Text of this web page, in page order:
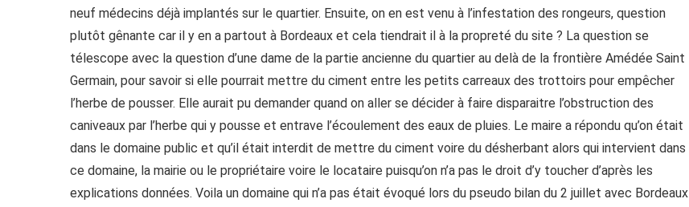
neuf médecins déjà implantés sur le quartier. Ensuite, on en est venu à l’infestation des rongeurs, question
plutôt gênante car il y en a partout à Bordeaux et cela tiendrait il à la propreté du site ? La question se
télescope avec la question d’une dame de la partie ancienne du quartier au delà de la frontière Amédée Saint
Germain, pour savoir si elle pourrait mettre du ciment entre les petits carreaux des trottoirs pour empêcher
l’herbe de pousser. Elle aurait pu demander quand on aller se décider à faire disparaitre l’obstruction des
caniveaux par l’herbe qui y pousse et entrave l’écoulement des eaux de pluies. Le maire a répondu qu’on était
dans le domaine public et qu’il était interdit de mettre du ciment voire du désherbant alors qui intervient dans
ce domaine, la mairie ou le propriétaire voire le locataire puisqu’on n’a pas le droit d’y toucher d’après les
explications données. Voila un domaine qui n’a pas était évoqué lors du pseudo bilan du 2 juillet avec Bordeaux